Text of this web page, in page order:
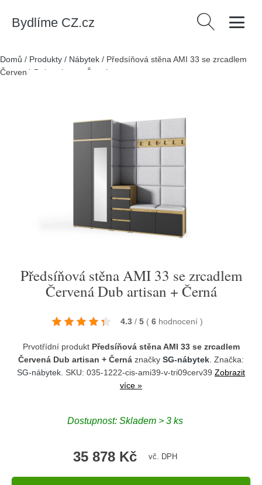
Bydlíme CZ.cz Vyhledávání
Domů / Produkty / Nábytek / Předsíňová stěna AMI 33 se zrcadlem
Červená Dub artisan + Černá
Předsíňová stěna AMI 33 se zrcadlem
Červená Dub artisan + Černá
4.3 / 5 ( 6 hodnocení )
Prvotřídní produkt Předsíňová stěna AMI 33 se zrcadlem
Červená Dub artisan + Černá značky SG-nábytek . Značka:
SG-nábytek . SKU: 035-1222-cis-ami39-v-tri09cerv39 Zobrazit
více »
Dostupnost: Skladem > 3 ks
35 878 Kč vč. DPH